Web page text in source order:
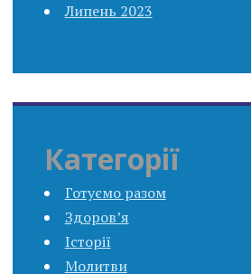
Липень 2023
Категорії
Готуємо разом
Здоров’я
Історії
Молитви